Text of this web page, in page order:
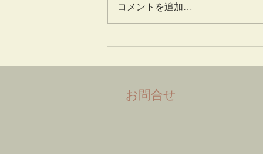
コメントを追加…
​お問合せ